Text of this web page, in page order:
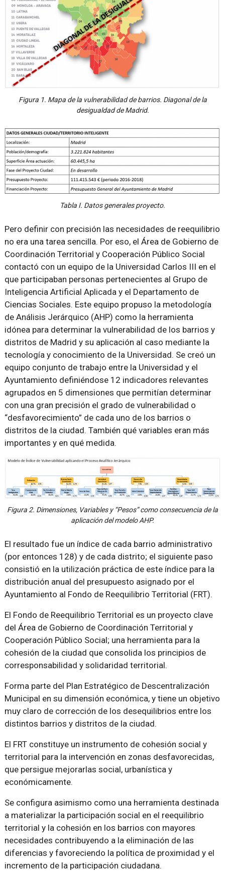
Figura 1. Mapa de la vulnerabilidad de barrios. Diagonal de la
desigualdad de Madrid.
Tabla I. Datos generales proyecto.
Pero definir con precisión las necesidades de reequilibrio
no era una tarea sencilla. Por eso, el Área de Gobierno de
Coordinación Territorial y Cooperación Público Social
contactó con un equipo de la Universidad Carlos III en el
que participaban personas pertenecientes al Grupo de
Inteligencia Artificial Aplicada y el Departamento de
Ciencias Sociales. Este equipo propuso la metodología
de Análisis Jerárquico (AHP) como la herramienta
idónea para determinar la vulnerabilidad de los barrios y
distritos de Madrid y su aplicación al caso mediante la
tecnología y conocimiento de la Universidad. Se creó un
equipo conjunto de trabajo entre la Universidad y el
Ayuntamiento definiéndose 12 indicadores relevantes
agrupados en 5 dimensiones que permitían determinar
con una gran precisión el grado de vulnerabilidad o
“desfavorecimiento” de cada uno de los barrios o
distritos de la ciudad. También qué variables eran más
importantes y en qué medida.
Figura 2. Dimensiones, Variables y “Pesos” como consecuencia de la
aplicación del modelo AHP.
El resultado fue un índice de cada barrio administrativo
(por entonces 128) y de cada distrito; el siguiente paso
consistió en la utilización práctica de este índice para la
distribución anual del presupuesto asignado por el
Ayuntamiento al Fondo de Reequilibrio Territorial (FRT).
El Fondo de Reequilibrio Territorial es un proyecto clave
del Área de Gobierno de Coordinación Territorial y
Cooperación Público Social; una herramienta para la
cohesión de la ciudad que consolida los principios de
corresponsabilidad y solidaridad territorial.
Forma parte del Plan Estratégico de Descentralización
Municipal en su dimensión económica, y tiene un objetivo
muy claro de corrección de los desequilibrios entre los
distintos barrios y distritos de la ciudad.
El FRT constituye un instrumento de cohesión social y
territorial para la intervención en zonas desfavorecidas,
que persigue mejorarlas social, urbanística y
económicamente.
Se configura asimismo como una herramienta destinada
a materializar la participación social en el reequilibrio
territorial y la cohesión en los barrios con mayores
necesidades contribuyendo a la eliminación de las
diferencias y favoreciendo la política de proximidad y el
incremento de la participación ciudadana.